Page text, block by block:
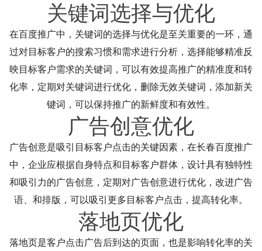
关键词选择与优化
在百度推广中，关键词的选择与优化是至关重要的一环，通
过对目标客户的搜索习惯和需求进行分析，选择能够精准反
映目标客户需求的关键词，可以有效提高推广的精准度和转
化率，定期对关键词进行优化，删除无效关键词，添加新关
键词，可以保持推广的新鲜度和有效性。
广告创意优化
广告创意是吸引目标客户点击的关键因素，在长春百度推广
中，企业应根据自身特点和目标客户群体，设计具有独特性
和吸引力的广告创意，定期对广告创意进行优化，改进广告
语、和排版，可以吸引更多目标客户点击，提高转化率。
落地页优化
落地页是客户点击广告后到达的页面，也是影响转化率的关